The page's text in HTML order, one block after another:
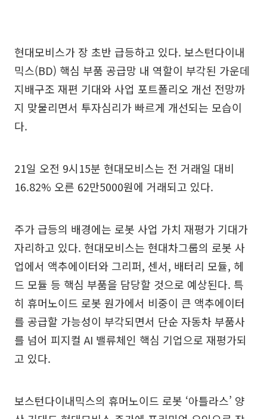
현대모비스가 장 초반 급등하고 있다. 보스턴다이내
믹스(BD) 핵심 부품 공급망 내 역할이 부각된 가운데
지배구조 재편 기대와 사업 포트폴리오 개선 전망까
지 맞물리면서 투자심리가 빠르게 개선되는 모습이
다.
21일 오전 9시15분 현대모비스는 전 거래일 대비
16.82% 오른 62만5000원에 거래되고 있다.
주가 급등의 배경에는 로봇 사업 가치 재평가 기대가
자리하고 있다. 현대모비스는 현대차그룹의 로봇 사
업에서 액추에이터와 그리퍼, 센서, 배터리 모듈, 헤
드 모듈 등 핵심 부품을 담당할 것으로 예상된다. 특
히 휴머노이드 로봇 원가에서 비중이 큰 액추에이터
를 공급할 가능성이 부각되면서 단순 자동차 부품사
를 넘어 피지컬 AI 밸류체인 핵심 기업으로 재평가되
고 있다.
보스턴다이내믹스의 휴머노이드 로봇 ‘아틀라스’ 양